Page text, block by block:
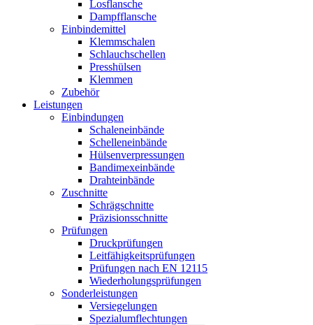
Losflansche
Dampfflansche
Einbindemittel
Klemmschalen
Schlauchschellen
Presshülsen
Klemmen
Zubehör
Leistungen
Einbindungen
Schaleneinbände
Schelleneinbände
Hülsenverpressungen
Bandimexeinbände
Drahteinbände
Zuschnitte
Schrägschnitte
Präzisionsschnitte
Prüfungen
Druckprüfungen
Leitfähigkeitsprüfungen
Prüfungen nach EN 12115
Wiederholungsprüfungen
Sonderleistungen
Versiegelungen
Spezialumflechtungen